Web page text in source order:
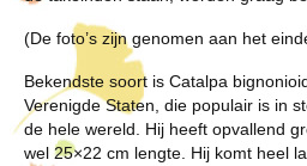
(De foto’s zijn genomen aan het
Bekendste soort is Catalpa
Verenigde Staten, die populair is in
de hele wereld. Hij heeft opvallend
wel 25×22 cm lengte. Hij komt heel